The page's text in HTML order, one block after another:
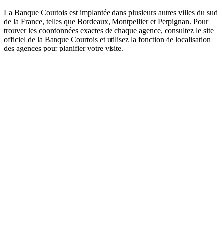
La Banque Courtois est implantée dans plusieurs autres villes du sud
de la France, telles que Bordeaux, Montpellier et Perpignan. Pour
trouver les coordonnées exactes de chaque agence, consultez le site
officiel de la Banque Courtois et utilisez la fonction de localisation
des agences pour planifier votre visite.